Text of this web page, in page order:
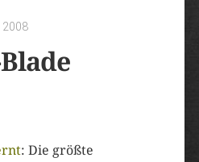
: Die größte